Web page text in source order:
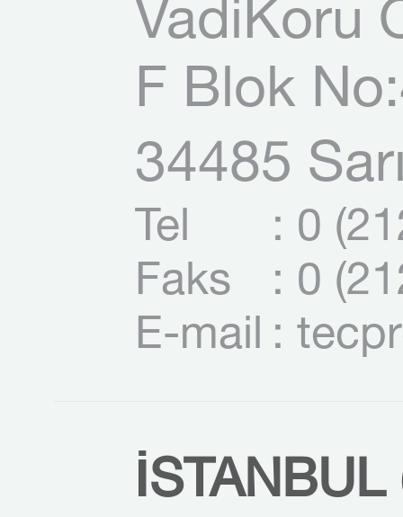
VadiKoru
F Blok
34485
Tel
: 0
Faks
: 0
E-mail :